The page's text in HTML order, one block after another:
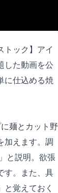
トック】アイ
した動画を公
に仕込める焼
麺とカット野
加えます。調
と説明。欲張
す。また、具
覚えておく